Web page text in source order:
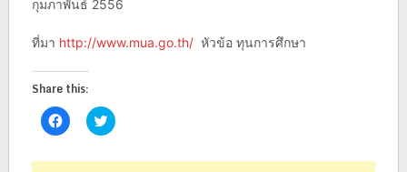
กุมภาพันธ์ 2556
ที่มา http://www.mua.go.th/หัวข้อ ทุนการศึกษา
Share this:
Click
to
Facebook
Click
to
Twitter